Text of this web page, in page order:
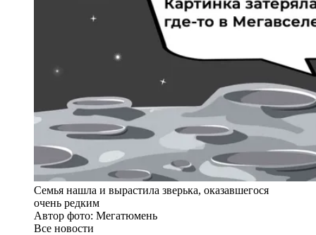
Семья нашла и вырастила зверька, оказавшегося
очень редким
Автор фото: Мегатюмень
Все новости